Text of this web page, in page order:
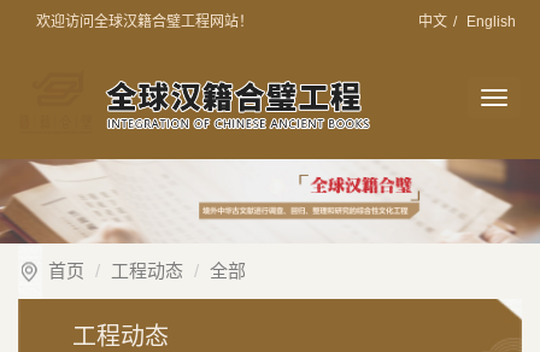
欢迎访问全球汉籍合璧工程网站！ 中文 / English
切
导
航
首页 工程动态 全部
工程动态